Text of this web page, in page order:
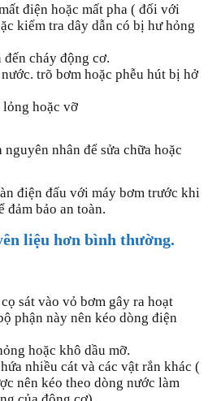
điện hoặc mất pha ( đối với
kiểm tra dây dẫn có bị hư hỏng
cháy động cơ.
trõ bơm hoặc phễu hút bị hở
lỏng hoặc vỡ
nhân để sửa chữa hoặc
điện đấu với máy bơm trước khi
đảm bảo an toàn.
liệu hơn bình thường.
sát vào vỏ bơm gây ra hoạt
phận này nên kéo dòng điện
hoặc khô dầu mỡ.
nhiều cát và các vật rắn khác (
nên kéo theo dòng nước làm